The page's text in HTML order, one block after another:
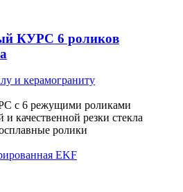
КУРС 6 роликов
и керамограниту
с 6 режущими роликами
и качественной резки стекла
ролики